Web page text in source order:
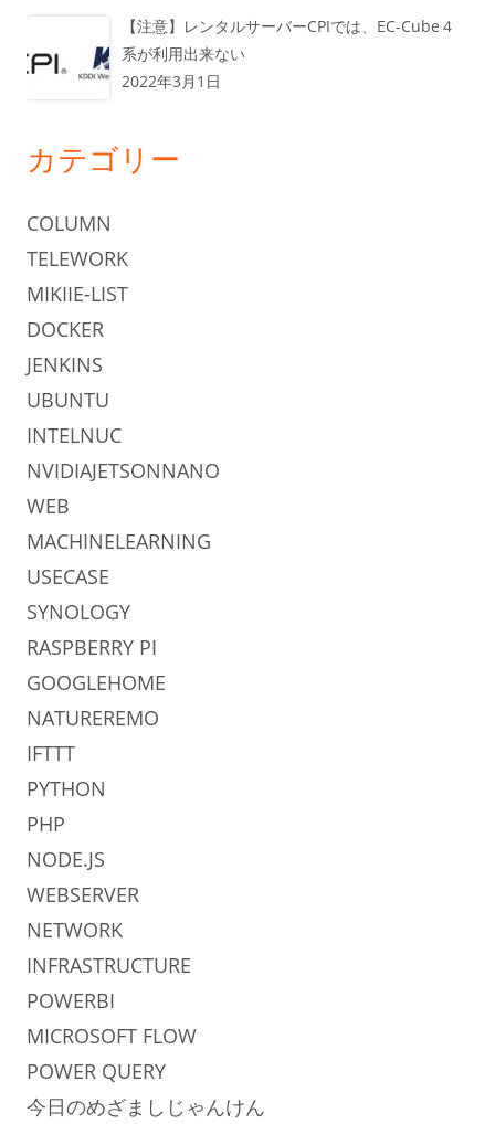
【注意】レンタルサーバーCPIでは、EC-Cube４
系が利用出来ない
2022年3月1日
カテゴリー
COLUMN
TELEWORK
MIKIIE-LIST
DOCKER
JENKINS
UBUNTU
INTELNUC
NVIDIAJETSONNANO
WEB
MACHINELEARNING
USECASE
SYNOLOGY
RASPBERRY PI
GOOGLEHOME
NATUREREMO
IFTTT
PYTHON
PHP
NODE.JS
WEBSERVER
NETWORK
INFRASTRUCTURE
POWERBI
MICROSOFT FLOW
POWER QUERY
今日のめざましじゃんけん